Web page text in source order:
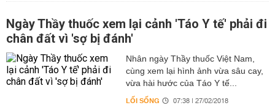
Ngày Thầy thuốc xem lại cảnh 'Táo Y tế' phải đi
chân đất vì 'sợ bị đánh'
Nhân ngày Thầy thuốc Việt Nam,
cùng xem lại hình ảnh vừa sâu cay,
vừa hài hước của Táo Y tế...
LỐI SỐNG 07:38 | 27/02/2018